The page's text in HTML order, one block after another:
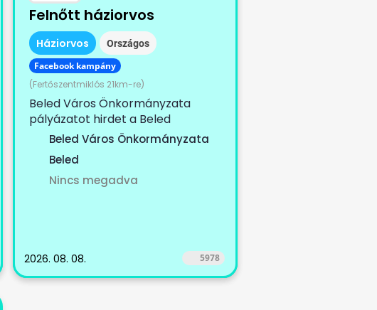
Felnőtt háziorvos
Háziorvos Országos
Facebook kampány
(Fertőszentmiklós 21km-re)
Beled Város Önkormányzata
pályázatot hirdet a Beled
székhellyel működő, Beled II. számú
Beled Város Önkormányzata
Beled
Nincs megadva
2026. 08. 08. 5978